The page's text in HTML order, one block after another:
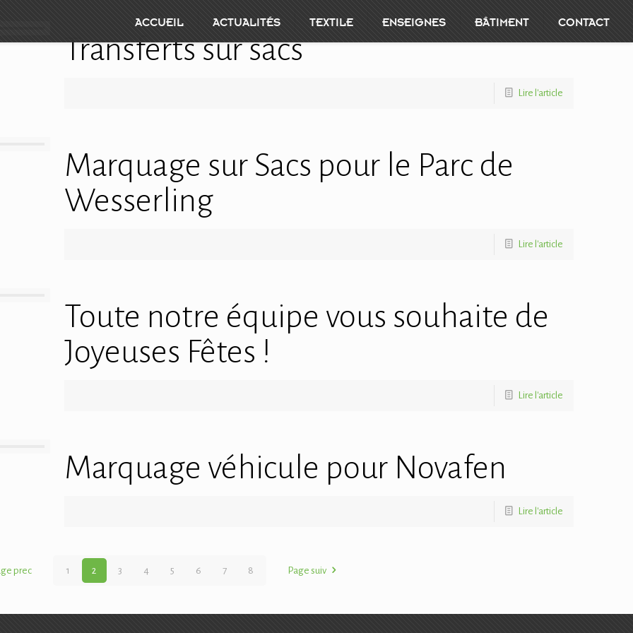
ACCUEIL ACTUALITÉS TEXTILE ENSEIGNES BÂTIMENT CONTACT
Transferts sur sacs
Lire l'article
Marquage sur Sacs pour le Parc de
Wesserling
Lire l'article
Toute notre équipe vous souhaite de
Joyeuses Fêtes !
Lire l'article
Marquage véhicule pour Novafen
Lire l'article
prec 1 2 3 4 5 6 7 8 Page suiv